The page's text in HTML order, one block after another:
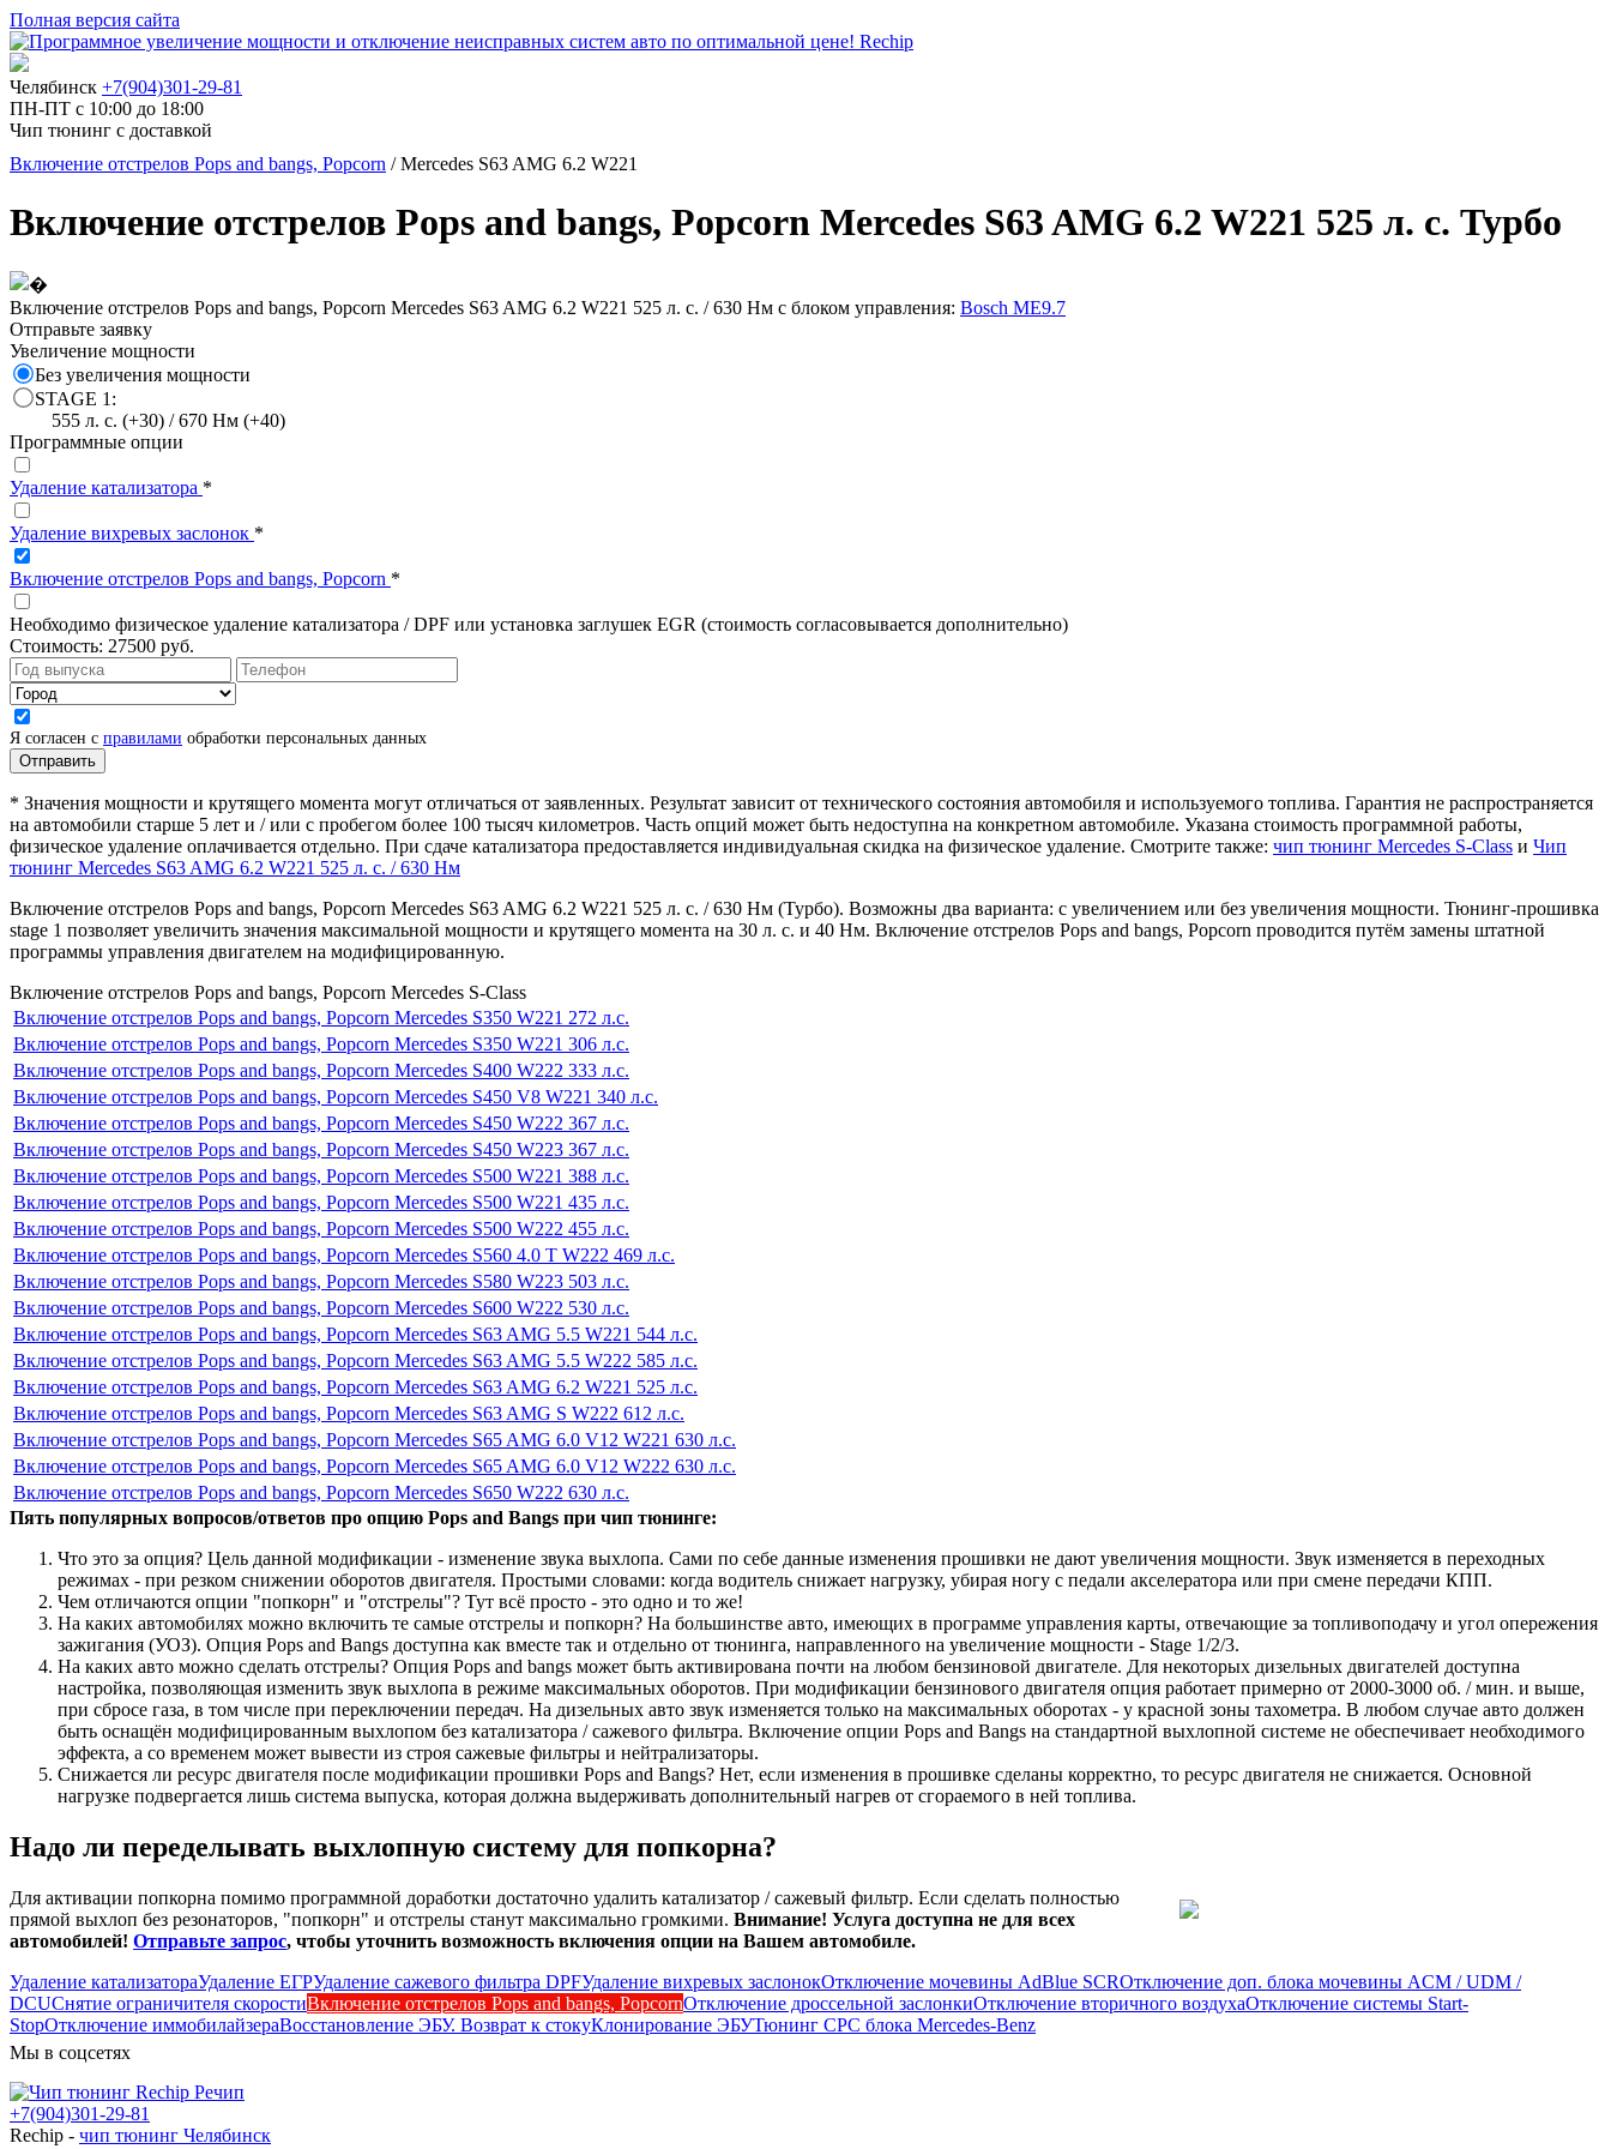
Полная версия сайта
Челябинск +7(904)301-29-81
ПН-ПТ с 10:00 до 18:00
Чип тюнинг с доставкой
Включение отстрелов Pops and bangs, Popcorn / Mercedes S63 AMG 6.2 W221
Включение отстрелов Pops and bangs, Popcorn Mercedes S63 AMG 6.2 W221 525 л. с. Турбо
Включение отстрелов Pops and bangs, Popcorn Mercedes S63 AMG 6.2 W221 525 л. с. / 630 Нм с блоком управления: Bosch ME9.7
Отправьте заявку
Увеличение мощности
Без увеличения мощности
STAGE 1:
555 л. с. (+30) / 670 Нм (+40)
Программные опции
Удаление катализатора *
Удаление вихревых заслонок *
Включение отстрелов Pops and bangs, Popcorn *
Необходимо физическое удаление катализатора / DPF или установка заглушек EGR (стоимость согласовывается дополнительно)
Стоимость: 27500 руб.
Я согласен с правилами обработки персональных данных
* Значения мощности и крутящего момента могут отличаться от заявленных. Результат зависит от технического состояния автомобиля и используемого топлива. Гарантия не распространяется
на автомобили старше 5 лет и / или с пробегом более 100 тысяч километров. Часть опций может быть недоступна на конкретном автомобиле. Указана стоимость программной работы,
физическое удаление оплачивается отдельно. При сдаче катализатора предоставляется индивидуальная скидка на физическое удаление. Смотрите также: чип тюнинг Mercedes S-Class и Чип
тюнинг Mercedes S63 AMG 6.2 W221 525 л. с. / 630 Нм
Включение отстрелов Pops and bangs, Popcorn Mercedes S63 AMG 6.2 W221 525 л. с. / 630 Нм (Турбо). Возможны два варианта: с увеличением или без увеличения мощности. Тюнинг-прошивка
stage 1 позволяет увеличить значения максимальной мощности и крутящего момента на 30 л. с. и 40 Нм. Включение отстрелов Pops and bangs, Popcorn проводится путём замены штатной
программы управления двигателем на модифицированную.
Включение отстрелов Pops and bangs, Popcorn Mercedes S-Class
Включение отстрелов Pops and bangs, Popcorn Mercedes S350 W221 272 л.с.
Включение отстрелов Pops and bangs, Popcorn Mercedes S350 W221 306 л.с.
Включение отстрелов Pops and bangs, Popcorn Mercedes S400 W222 333 л.с.
Включение отстрелов Pops and bangs, Popcorn Mercedes S450 V8 W221 340 л.с.
Включение отстрелов Pops and bangs, Popcorn Mercedes S450 W222 367 л.с.
Включение отстрелов Pops and bangs, Popcorn Mercedes S450 W223 367 л.с.
Включение отстрелов Pops and bangs, Popcorn Mercedes S500 W221 388 л.с.
Включение отстрелов Pops and bangs, Popcorn Mercedes S500 W221 435 л.с.
Включение отстрелов Pops and bangs, Popcorn Mercedes S500 W222 455 л.с.
Включение отстрелов Pops and bangs, Popcorn Mercedes S560 4.0 T W222 469 л.с.
Включение отстрелов Pops and bangs, Popcorn Mercedes S580 W223 503 л.с.
Включение отстрелов Pops and bangs, Popcorn Mercedes S600 W222 530 л.с.
Включение отстрелов Pops and bangs, Popcorn Mercedes S63 AMG 5.5 W221 544 л.с.
Включение отстрелов Pops and bangs, Popcorn Mercedes S63 AMG 5.5 W222 585 л.с.
Включение отстрелов Pops and bangs, Popcorn Mercedes S63 AMG 6.2 W221 525 л.с.
Включение отстрелов Pops and bangs, Popcorn Mercedes S63 AMG S W222 612 л.с.
Включение отстрелов Pops and bangs, Popcorn Mercedes S65 AMG 6.0 V12 W221 630 л.с.
Включение отстрелов Pops and bangs, Popcorn Mercedes S65 AMG 6.0 V12 W222 630 л.с.
Включение отстрелов Pops and bangs, Popcorn Mercedes S650 W222 630 л.с.
Пять популярных вопросов/ответов про опцию Pops and Bangs при чип тюнинге:
Что это за опция? Цель данной модификации - изменение звука выхлопа. Сами по себе данные изменения прошивки не дают увеличения мощности. Звук изменяется в переходных
режимах - при резком снижении оборотов двигателя. Простыми словами: когда водитель снижает нагрузку, убирая ногу с педали акселератора или при смене передачи КПП.
Чем отличаются опции "попкорн" и "отстрелы"? Тут всё просто - это одно и то же!
На каких автомобилях можно включить те самые отстрелы и попкорн? На большинстве авто, имеющих в программе управления карты, отвечающие за топливоподачу и угол опережения
зажигания (УОЗ). Опция Pops and Bangs доступна как вместе так и отдельно от тюнинга, направленного на увеличение мощности - Stage 1/2/3.
На каких авто можно сделать отстрелы? Опция Pops and bangs может быть активирована почти на любом бензиновой двигателе. Для некоторых дизельных двигателей доступна
настройка, позволяющая изменить звук выхлопа в режиме максимальных оборотов. При модификации бензинового двигателя опция работает примерно от 2000-3000 об. / мин. и выше,
при сбросе газа, в том числе при переключении передач. На дизельных авто звук изменяется только на максимальных оборотах - у красной зоны тахометра. В любом случае авто должен
быть оснащён модифицированным выхлопом без катализатора / сажевого фильтра. Включение опции Pops and Bangs на стандартной выхлопной системе не обеспечивает необходимого
эффекта, а со временем может вывести из строя сажевые фильтры и нейтрализаторы.
Снижается ли ресурс двигателя после модификации прошивки Pops and Bangs? Нет, если изменения в прошивке сделаны корректно, то ресурс двигателя не снижается. Основной
нагрузке подвергается лишь система выпуска, которая должна выдерживать дополнительный нагрев от сгораемого в ней топлива.
Надо ли переделывать выхлопную систему для попкорна?
Для активации попкорна помимо программной доработки достаточно удалить катализатор / сажевый фильтр. Если сделать полностью
прямой выхлоп без резонаторов, "попкорн" и отстрелы станут максимально громкими. Внимание! Услуга доступна не для всех
автомобилей! Отправьте запрос, чтобы уточнить возможность включения опции на Вашем автомобиле.
Удаление катализатораУдаление ЕГРУдаление сажевого фильтра DPFУдаление вихревых заслонокОтключение мочевины AdBlue SCRОтключение доп. блока мочевины ACM / UDM /
DCUСнятие ограничителя скоростиВключение отстрелов Pops and bangs, PopcornОтключение дроссельной заслонкиОтключение вторичного воздухаОтключение системы Start-
StopОтключение иммобилайзераВосстановление ЭБУ. Возврат к стокуКлонирование ЭБУТюнинг CPC блока Mercedes-Benz
Мы в соцсетях
+7(904)301-29-81
Rechip - чип тюнинг Челябинск